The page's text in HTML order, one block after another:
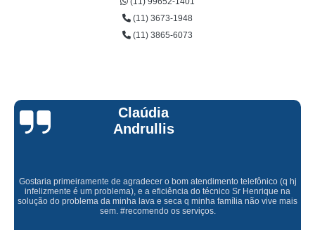
(11) 3673-1948
(11) 3865-6073
Claúdia
Andrullis
Gostaria primeiramente de agradecer o bom atendimento telefônico (q hj
infelizmente é um problema), e a eficiência do técnico Sr Henrique na
solução do problema da minha lava e seca q minha família não vive mais
sem. #recomendo os serviços.